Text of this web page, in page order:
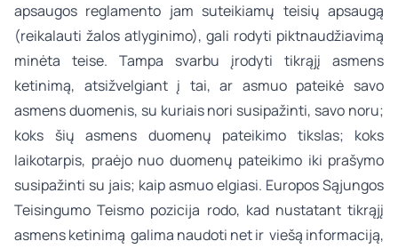
apsaugos reglamento jam suteikiamų teisių apsaugą
(reikalauti žalos atlyginimo), gali rodyti piktnaudžiavimą
minėta teise. Tampa svarbu įrodyti tikrąjį asmens
ketinimą, atsižvelgiant į tai, ar asmuo pateikė savo
asmens duomenis, su kuriais nori susipažinti, savo noru;
koks šių asmens duomenų pateikimo tikslas; koks
laikotarpis, praėjo nuo duomenų pateikimo iki prašymo
susipažinti su jais; kaip asmuo elgiasi. Europos Sąjungos
Teisingumo Teismo pozicija rodo, kad nustatant tikrąjį
asmens ketinimą galima naudoti net ir viešą informaciją,